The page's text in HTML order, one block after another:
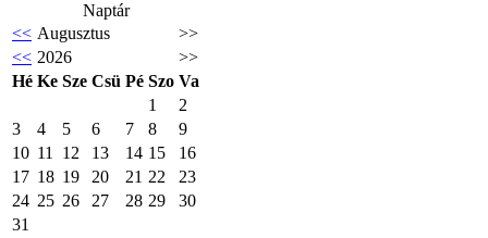
Naptár
<< Augusztus
>>
<< 2026
>>
Hé Ke Sze Csü Pé Szo Va
1
2
3
4 5 6 7 8
9
10 11 12 13 14 15
16
17 18 19 20 21 22
23
24 25 26 27 28 29
30
31